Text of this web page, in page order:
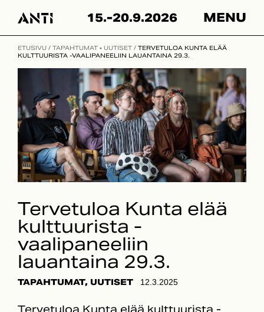
content
15.-20.9.2026 MENU
ETUSIVU / TAPAHTUMAT • UUTISET / TERVETULOA KUNTA ELÄÄ
KULTTUURISTA -VAALIPANEELIIN LAUANTAINA 29.3.
Tervetuloa Kunta elää
kulttuurista -
vaalipaneeliin
lauantaina 29.3.
TAPAHTUMAT, UUTISET 12.3.2025
Tervetuloa Kunta elää kulttuurista -